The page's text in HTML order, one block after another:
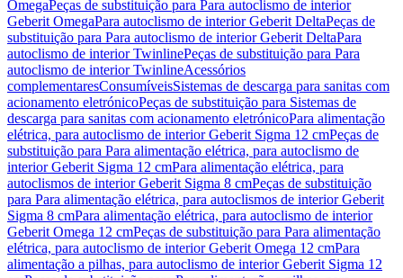
OmegaPeças de substituição para Para autoclismo de interior
Geberit OmegaPara autoclismo de interior Geberit DeltaPeças de
substituição para Para autoclismo de interior Geberit DeltaPara
autoclismo de interior TwinlinePeças de substituição para Para
autoclismo de interior TwinlineAcessórios
complementaresConsumíveisSistemas de descarga para sanitas com
acionamento eletrónicoPeças de substituição para Sistemas de
descarga para sanitas com acionamento eletrónicoPara alimentação
elétrica, para autoclismo de interior Geberit Sigma 12 cmPeças de
substituição para Para alimentação elétrica, para autoclismo de
interior Geberit Sigma 12 cmPara alimentação elétrica, para
autoclismos de interior Geberit Sigma 8 cmPeças de substituição
para Para alimentação elétrica, para autoclismos de interior Geberit
Sigma 8 cmPara alimentação elétrica, para autoclismo de interior
Geberit Omega 12 cmPeças de substituição para Para alimentação
elétrica, para autoclismo de interior Geberit Omega 12 cmPara
alimentação a pilhas, para autoclismo de interior Geberit Sigma 12